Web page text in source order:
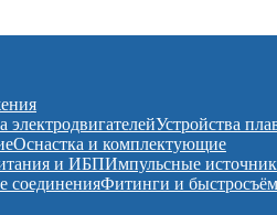
Устройства
Оснастка и комплектующие
Импульсные
Фитинги и